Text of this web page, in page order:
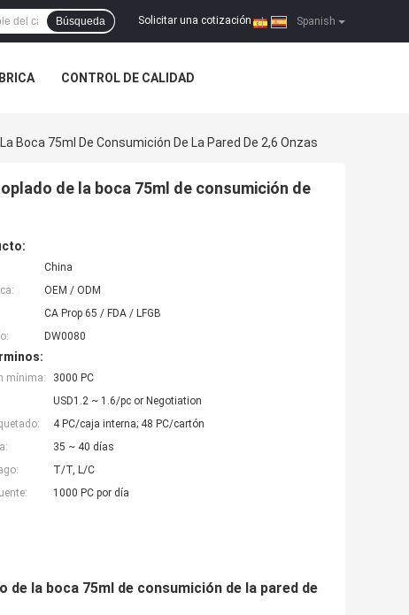
Spanish
Solicitar una cotización |
Búsqueda
CONTROL DE CALIDAD
Boca 75ml De Consumición De La Pared De 2,6 Onzas
de la boca 75ml de consumición de
China
OEM / ODM
CA Prop 65 / FDA / LFGB
DW0080
mínima:
3000 PC
USD1.2 ~ 1.6/pc or Negotiation
4 PC/caja interna; 48 PC/cartón
35 ~ 40 días
T/T, L/C
1000 PC por día
la boca 75ml de consumición de la pared de